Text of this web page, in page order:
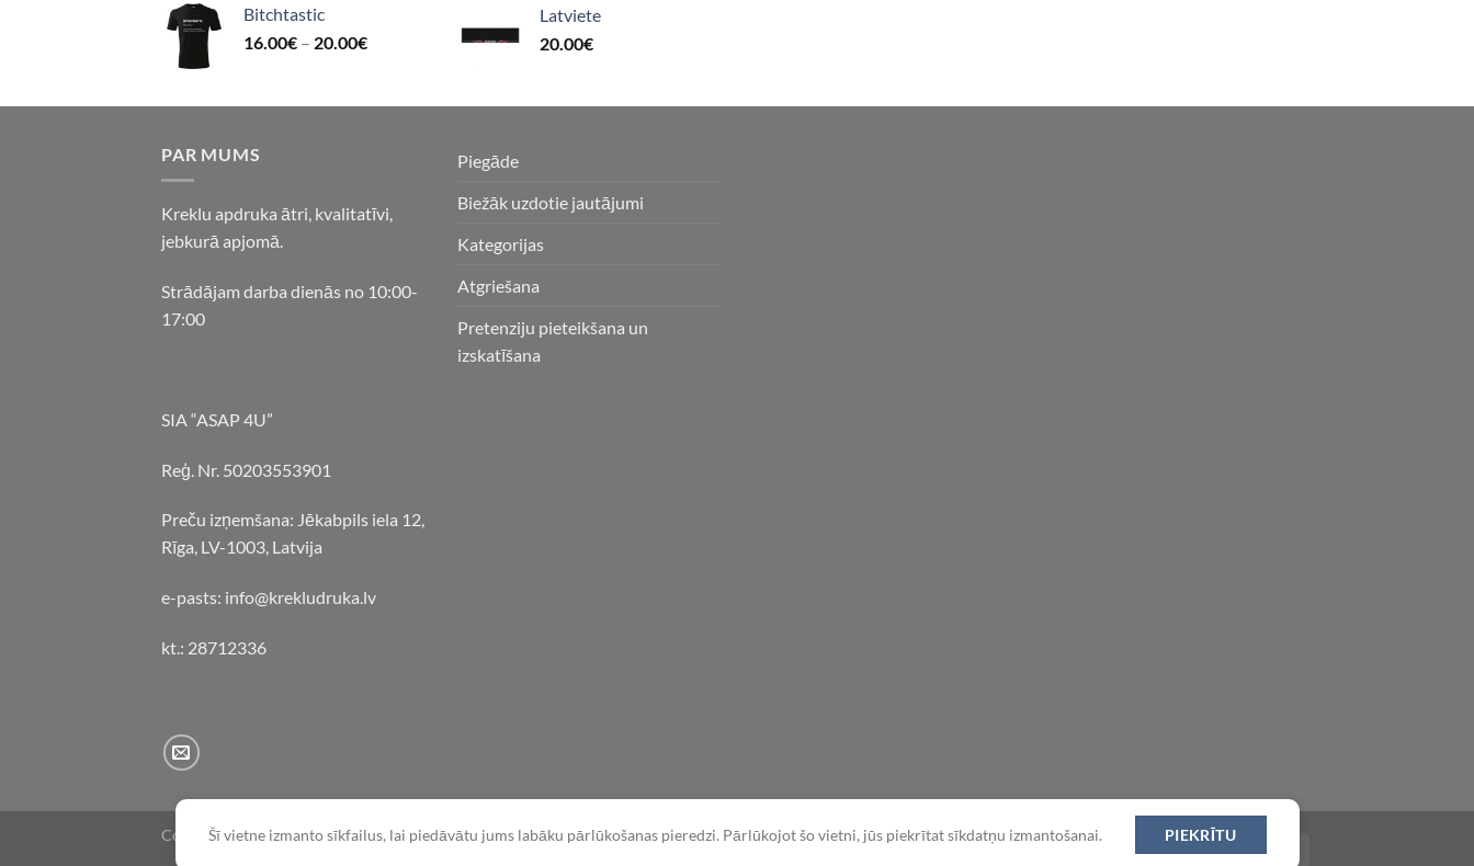
Bitchtastic
16.00€ – 20.00€
Latviete
20.00€
PAR MUMS
Kreklu apdruka ātri, kvalitatīvi,
jebkurā apjomā.
Strādājam darba dienās no 10:00-
17:00
SIA “ASAP 4U”
Reģ. Nr. 50203553901
Preču izņemšana: Jēkabpils iela 12,
Rīga, LV-1003, Latvija
e-pasts: info@krekludruka.lv
kt.: 28712336
Piegāde
Biežāk uzdotie jautājumi
Kategorijas
Atgriešana
Pretenziju pieteikšana un
izskatīšana
Copyright 2026 ©Flatsome Theme
Šī vietne izmanto sīkfailus, lai piedāvātu jums labāku pārlūkošanas pieredzi. Pārlūkojot šo vietni, jūs piekrītat sīkdatņu izmantošanai.